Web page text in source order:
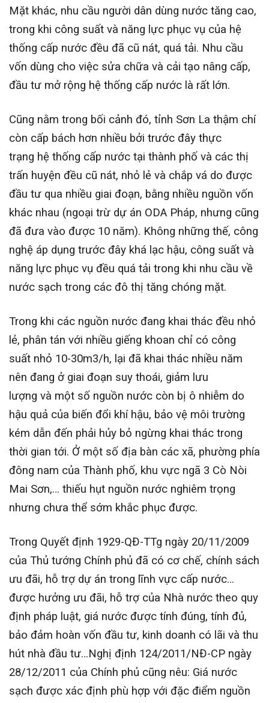
Mặt khác, nhu cầu người dân dùng nước tăng cao,
trong khi công suất và năng lực phục vụ của hệ
thống cấp nước đều đã cũ nát, quá tải. Nhu cầu
vốn dùng cho việc sửa chữa và cải tạo nâng cấp,
đầu tư mở rộng hệ thống cấp nước là rất lớn.
Cũng nằm trong bối cảnh đó, tỉnh Sơn La thậm chí
còn cấp bách hơn nhiều bởi trước đây thực
trạng hệ thống cấp nước tại thành phố và các thị
trấn huyện đều cũ nát, nhỏ lẻ và chắp vá do được
đầu tư qua nhiều giai đoạn, bằng nhiều nguồn vốn
khác nhau (ngoại trừ dự án ODA Pháp, nhưng cũng
đã đưa vào được 10 năm). Không những thế, công
nghệ áp dụng trước đây khá lạc hậu, công suất và
năng lực phục vụ đều quá tải trong khi nhu cầu về
nước sạch trong các đô thị tăng chóng mặt.
Trong khi các nguồn nước đang khai thác đều nhỏ
lẻ, phân tán với nhiều giếng khoan chỉ có công
suất nhỏ 10-30m3/h, lại đã khai thác nhiều năm
nên đang ở giai đoạn suy thoái, giảm lưu
lượng và một số nguồn nước còn bị ô nhiễm do
hậu quả của biến đổi khí hậu, bảo vệ môi trường
kém dẫn đến phải hủy bỏ ngừng khai thác trong
thời gian tới. Ở một số địa bàn các xã, phường phía
đông nam của Thành phố, khu vực ngã 3 Cò Nòi
Mai Sơn,… thiếu hụt nguồn nước nghiêm trọng
nhưng chưa thể sớm khắc phục được.
Trong Quyết định 1929-QĐ-TTg ngày 20/11/2009
của Thủ tướng Chính phủ đã có cơ chế, chính sách
ưu đãi, hỗ trợ dự án trong lĩnh vực cấp nước…
được hưởng ưu đãi, hỗ trợ của Nhà nước theo quy
định pháp luật, giá nước được tính đúng, tính đủ,
bảo đảm hoàn vốn đầu tư, kinh doanh có lãi và thu
hút nhà đầu tư…Nghị định 124/2011/NĐ-CP ngày
28/12/2011 của Chính phủ cũng nêu: Giá nước
sạch được xác định phù hợp với đặc điểm nguồn